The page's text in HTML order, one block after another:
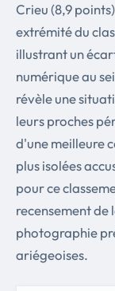
Crieu (8,9
extrémité du
illustrant un
numérique au
révèle une
leurs proches
d'une meilleure
plus isolées
pour ce
recensement
photographie
ariégeoises.